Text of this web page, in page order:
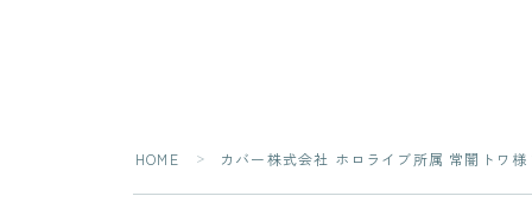
HOME ＞ カバー株式会社 ホロライブ所属 常闇トワ